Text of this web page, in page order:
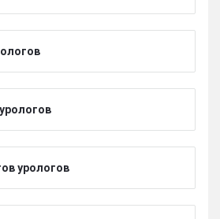
урологов